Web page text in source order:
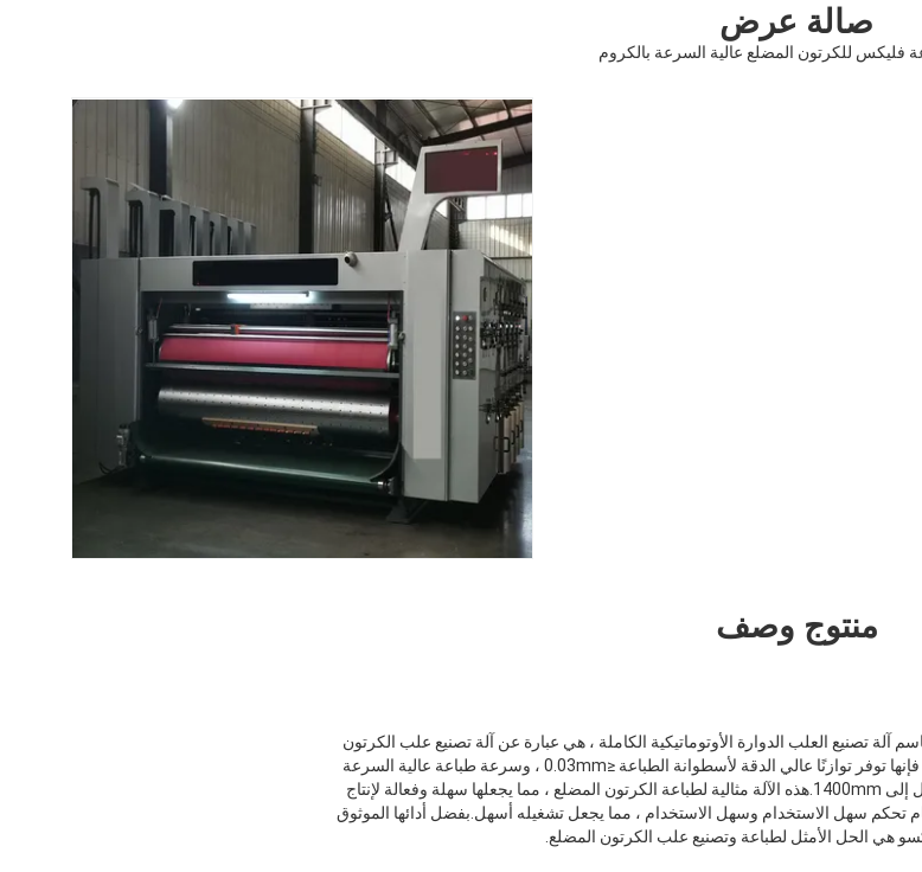
صالة عرض
فليكس للكرتون المضلع عالية السرعة بالكروم
منتوج وصف
آلة تصنيع العلب الدوارة الأوتوماتيكية الكاملة ، هي عبارة عن آلة تصنيع علب الكرتون
المموج الأوتوماتيكية بالكامل.بفضل تقنيتها المتقدمة ، فإنها توفر توازنًا عالي الدقة لأسطوانة الطباعة ≤0.03mm ، وسرعة طباعة عالية السرعة
تصل إلى 150m / min ، وطول طباعة غير محدود يصل إلى 1400mm.هذه الآلة مثالية لطباعة الكرتون المضلع ، مما يجعلها سهلة وفعالة لإنتاج
تحكم سهل الاستخدام وسهل الاستخدام ، مما يجعل تشغيله أسهل.بفضل أدائها الموثوق
هي الحل الأمثل لطباعة وتصنيع علب الكرتون المضلع.